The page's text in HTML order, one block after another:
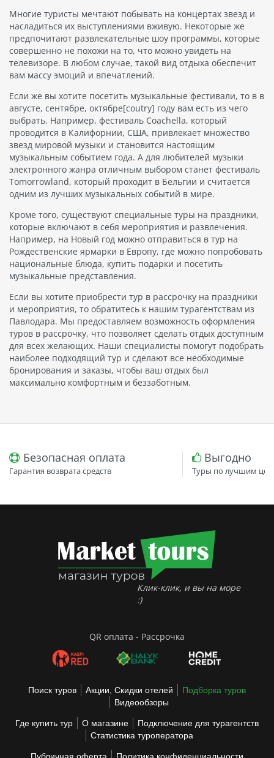
Многие туристы мечтают побывать на концертах звезд и
насладиться их выступлениями вживую. Некоторые же
предпочитают развлекательные шоу программы, которые
совершенно не похожи на то, что можно увидеть на
телевизоре. В любом случае, такой вид отдыха обеспечит
вам массу эмоций и впечатлений.
Если же вы хотите посетить музыкальные фестивали, то в в
августе, сентябре, октябре[coutry] году вам есть из чего
выбрать. Например, фестиваль Coachella, который
проводится в Калифорнии, США, привлекает множество
звезд мировой музыки и становится настоящим
музыкальным событием года. А для любителей музыки
электронного жанра отличным выбором станет фестиваль
Tomorrowland, который проходит в Бельгии и считается
одним из лучших музыкальных событий в мире.
Кроме того, существуют специальные туры на праздники,
которые включают в себя мероприятия и развлечения.
Например, на Новый год можно отправиться в тур на
Рождественские ярмарки в Европу, где можно попробовать
национальные блюда, купить подарки и посетить
музыкальные представления.
Если вы хотите приобрести тур в рассрочку на праздники
и мероприятия, то обратитесь к нашим турагентствам из
Павлодара. Мы предоставляем возможность оформления
туров в рассрочку, что позволяет сделать отдых доступным
для всех желающих. Наши специалисты помогут подобрать
наиболее подходящий тур и сделают все необходимые
бронирования и заказы, чтобы ваш отдых был
максимально комфортным и беззаботным.
Безопасная оплата
Гарантия возврата средств
Выгодно
Туры по лучшим
Клик-клик, и вы на море
:)
QR оплата - Рассрочка
Поиск туров Акции, Скидки отелей
Подборка туров
Видеообзоры
Где купить тур О магазине
Подключение для турагентств
Статистика туроператора
Публичная оферта Политика конфиденциальности